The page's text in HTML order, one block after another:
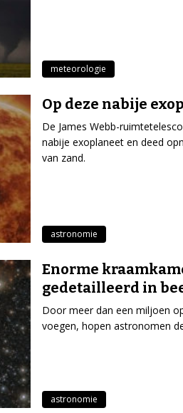
meteorologie
Op deze nabije
De James Webb-
nabije exoplaneet en deed
van zand.
astronomie
Enorme
gedetailleerd in
Door meer dan een miljoen
voegen, hopen astronomen
astronomie